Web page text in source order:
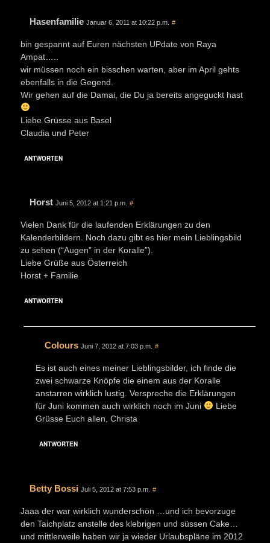
Hasenfamilie Januar 6, 2011 at 10:22 p.m. #
bin gespannt auf Euren nächsten UPdate von Raya
Ampat…..
wir müssen noch ein bisschen warten, aber im April gehts
ebenfalls in die Gegend.
Wir gehen auf die Damai, die Du ja bereits angeguckt hast
Liebe Grüsse aus Basel
Claudia und Peter
ANTWORTEN
Horst Juni 5, 2012 at 1:21 p.m. #
Vielen Dank für die laufenden Erklärungen zu den
Kalenderbildern. Noch dazu gibt es hier mein Lieblingsbild
zu sehen (“Augen” in der Koralle”).
Liebe Grüße aus Österreich
Horst + Familie
ANTWORTEN
Colours Juni 7, 2012 at 7:03 p.m. #
Es ist auch eines meiner Lieblingsbilder, ich finde die
zwei schwarze Knöpfe die einem aus der Koralle
anstarren wirklich lustig. Verspreche die Erklärungen
für Juni kommen auch wirklich noch im Juni
Liebe
Grüsse Euch allen, Christa
ANTWORTEN
Betty Bossi Juli 5, 2012 at 7:53 p.m. #
Jaaa der war wirklich wunderschön …und ich bevorzuge
den Taichplatz anstelle des klebrigen und süssen Cake…
und mittlerweile haben wir ja wieder Urlaubspläne im 2012